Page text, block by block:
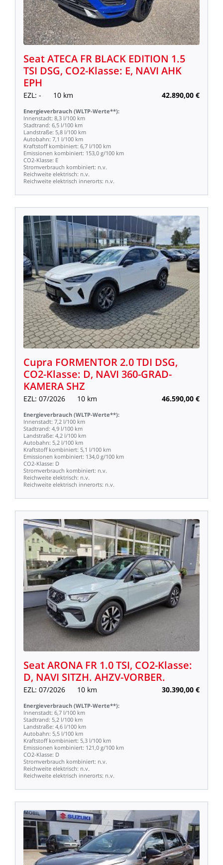
SeatATECA FR BLACK EDITION 1.5
TSI DSG, CO2-Klasse: E, NAVI AHK
EPH
EZL: - 10 km 42.890,00 €
Energieverbrauch (WLTP-Werte**):
Innenstadt: 8,3 l/100 km
Stadtrand: 6,5 l/100 km
Landstraße: 5,8 l/100 km
Autobahn: 7,1 l/100 km
Kraftstoff kombiniert: 6,7 l/100 km
Emissionen kombiniert: 153,0 g/100 km
CO2-Klasse: E
Stromverbrauch kombiniert: n.v.
Reichweite elektrisch: n.v.
Reichweite elektrisch innerorts: n.v.
Cupra FORMENTOR2.0TDI DSG,
CO2-Klasse: D, NAVI 360-GRAD-
KAMERA SHZ
EZL: 07/2026 10 km 46.590,00 €
Energieverbrauch (WLTP-Werte**):
Innenstadt: 7,2 l/100 km
Stadtrand: 4,9 l/100 km
Landstraße: 4,2 l/100 km
Autobahn: 5,2 l/100 km
Kraftstoff kombiniert: 5,1 l/100 km
Emissionen kombiniert: 134,0 g/100 km
CO2-Klasse: D
Stromverbrauch kombiniert: n.v.
Reichweite elektrisch: n.v.
Reichweite elektrisch innerorts: n.v.
SeatARONA FR 1.0TSI, CO2-Klasse:
D, NAVI SITZH. AHZV-VORBER.
EZL: 07/2026 10 km 30.390,00 €
Energieverbrauch (WLTP-Werte**):
Innenstadt: 6,7 l/100 km
Stadtrand: 5,2 l/100 km
Landstraße: 4,6 l/100 km
Autobahn: 5,5 l/100 km
Kraftstoff kombiniert: 5,3 l/100 km
Emissionen kombiniert: 121,0 g/100 km
CO2-Klasse: D
Stromverbrauch kombiniert: n.v.
Reichweite elektrisch: n.v.
Reichweite elektrisch innerorts: n.v.